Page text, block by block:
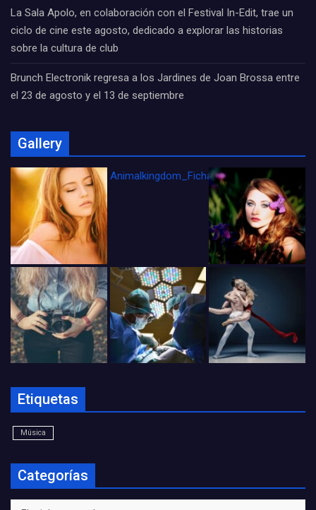
La Sala Apolo, en colaboración con el Festival In-Edit, trae un
ciclo de cine este agosto, dedicado a explorar las historias
sobre la cultura de club
Brunch Electronik regresa a los Jardines de Joan Brossa entre
el 23 de agosto y el 13 de septiembre
Gallery
Animalkingdom_FichaCine
Etiquetas
Música
Categorías
Categorías